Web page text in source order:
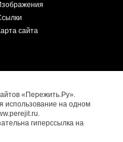
сайта
«Пережить.Ру».
использование на одном
гиперссылка на